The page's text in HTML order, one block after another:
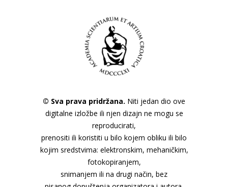
© Sva prava pridržana. Niti jedan dio ove
digitalne izložbe ili njen dizajn ne mogu se
reproducirati,
prenositi ili koristiti u bilo kojem obliku ili bilo
kojim sredstvima: elektronskim, mehaničkim,
fotokopiranjem,
snimanjem ili na drugi način, bez